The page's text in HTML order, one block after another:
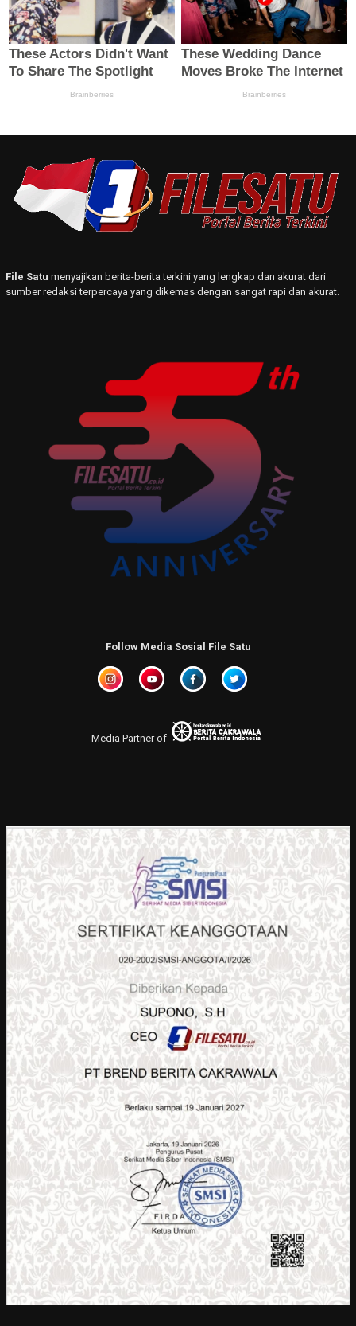
File Satu menyajikan berita-berita terkini yang lengkap dan akurat dari
sumber redaksi terpercaya yang dikemas dengan sangat rapi dan akurat.
Follow Media Sosial File Satu
Media Partner of